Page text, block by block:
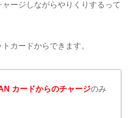
ージしながらやりくりするって
カードからできます。
カードからのチャージのみ